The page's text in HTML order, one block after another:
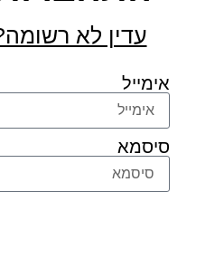
עדין לא רשומה?
אימייל
סיסמא